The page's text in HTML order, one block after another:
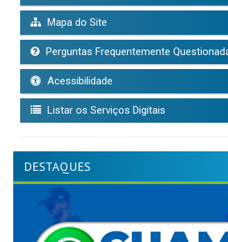
Mapa do Site
Perguntas Frequentemente
Acessibilidade
Listar os Serviços Digitais
DESTAQUES